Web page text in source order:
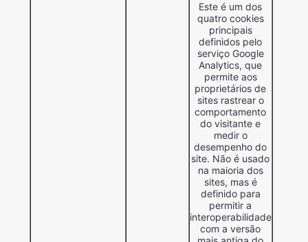
Este é um dos
quatro cookies
principais
definidos pelo
serviço Google
Analytics, que
permite aos
proprietários de
sites rastrear o
comportamento
do visitante e
medir o
desempenho do
site. Não é usado
na maioria dos
sites, mas é
definido para
permitir a
interoperabilidade
com a versão